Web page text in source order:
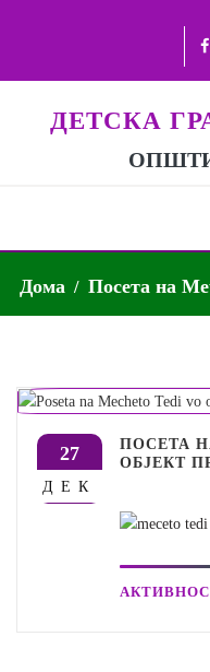
ДЕТСКА
Дома Посета на
27
ДЕК
ПОСЕТА
ОБЈЕКТ